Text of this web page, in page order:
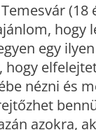
(18
hogy
egy
hogy
nézni és
azokra,